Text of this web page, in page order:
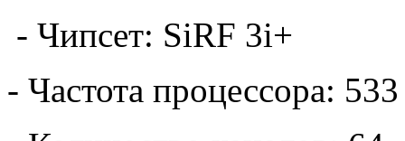
- Чипсет: SiRF 3i+
- Частота процессора: